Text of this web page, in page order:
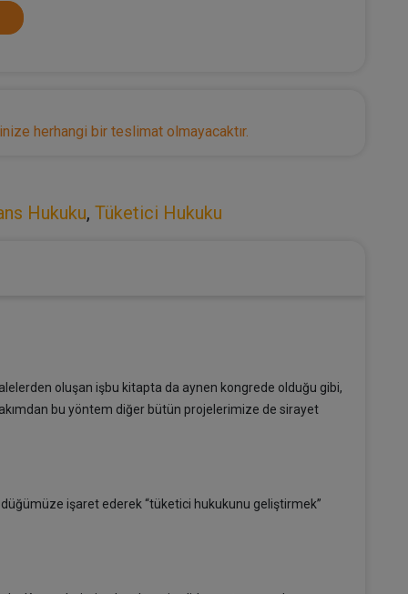
herhangi bir teslimat olmayacaktır.
Hukuku, Tüketici Hukuku
oluşan işbu kitapta da aynen kongrede olduğu gibi,
bu yöntem diğer bütün projelerimize de sirayet
işaret ederek “tüketici hukukunu geliştirmek”